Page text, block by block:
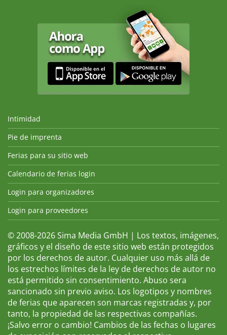
Intimidad
Pie de imprenta
Ferias para su sitio web
Calendario de ferias login
Login para organizadores
Login para proveedores
© 2008-2026 Sima Media GmbH | Los textos, imágenes,
gráficos y el diseño de este sitio web están protegidos
por los derechos de autor. Cualquier uso más allá de
los estrechos límites de la ley de derechos de autor no
está permitido sin consentimiento. Abuso sera
sancionado sin previo aviso. Los logotipos y nombres
de ferias que aparecen son marcas registradas y, por
tanto, la propiedad de las respectivas compañías.
¡Salvo error o cambio! Cambios de las fechas o lugares